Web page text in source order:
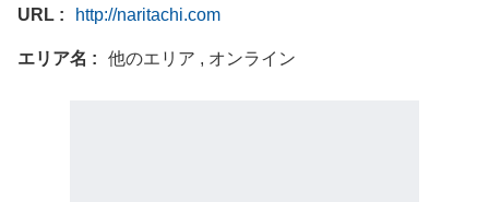
URL http://naritachi.com
エリア名 他のエリア , オンライン